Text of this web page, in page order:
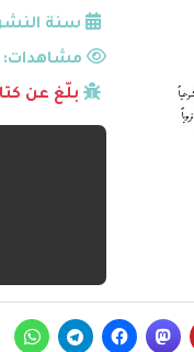
سنة
مشاهدات:
بلّغ عن